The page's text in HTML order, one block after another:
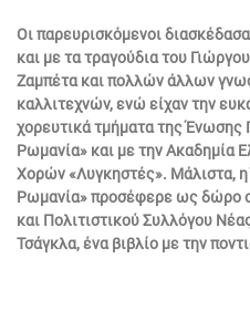
Οι παρευρισκόμενοι
και με τα τραγούδια του
Ζαμπέτα και πολλών άλλων
καλλιτεχνών, ενώ είχαν την
χορευτικά τμήματα της
Ρωμανία» και με την Ακαδημία
Χορών «Λυγκηστές». Μάλιστα,
Ρωμανία» προσέφερε ως δώρο
και Πολιτιστικού Συλλόγου
Τσάγκλα, ένα βιβλίο με την